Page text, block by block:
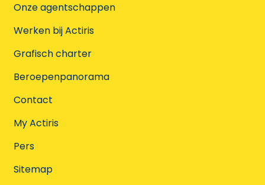
Onze agentschappen
Werken bij Actiris
Grafisch charter
Beroepenpanorama
Contact
My Actiris
Pers
Sitemap